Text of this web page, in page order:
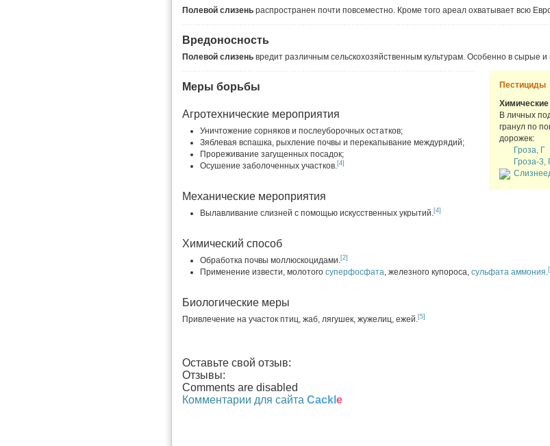
Полевой слизень распространен почти повсеместно. Кроме того ареал охватывает всю
Вредоносность
Полевой слизень вредит различным сельскохозяйственным культурам. Особенно в сырые
Пестициды
В личных
гранул по
дорожек:
Гроза, Г
Гроза-3,
Меры борьбы
Агротехнические мероприятия
Уничтожение сорняков и послеуборочных остатков;
Зяблевая вспашка, рыхление почвы и перекапывание междурядий;
Прореживание загущенных посадок;
Осушение заболоченных участков.[4]
Механические мероприятия
Вылавливание слизней с помощью искусственных укрытий.[4]
Химический способ
Обработка почвы моллюскоцидами.[2]
Применение извести, молотого суперфосфата, железного купороса, сульфата аммония.
Биологические меры
Привлечение на участок птиц, жаб, лягушек, жужелиц, ежей.[5]
Оставьте свой отзыв:
Отзывы:
Comments are disabled
Комментарии для сайта Cackl e